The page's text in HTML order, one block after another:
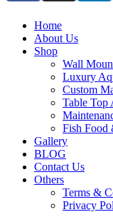
Home
About Us
Shop
Wall
Luxury
Custom
Table Top
Fish Food
Gallery
BLOG
Contact Us
Others
Terms &
Privacy